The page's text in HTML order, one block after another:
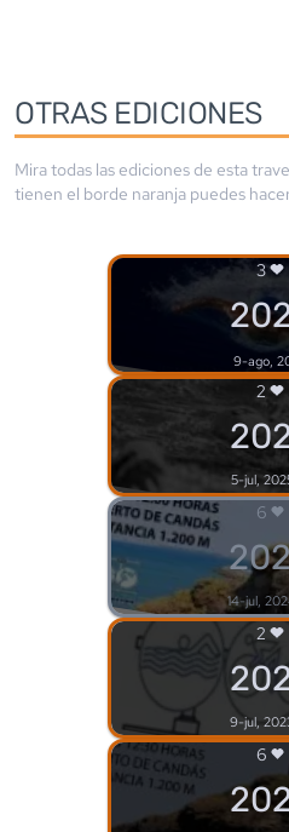
OTRAS EDICIONES
Mira todas las ediciones de esta
tienen el borde naranja puedes
3
9-ago,
2
5-jul,
6
14-jul,
2
9-jul,
6